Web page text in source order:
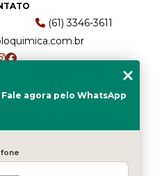
(61) 3346-3611
B, Sl 49 - Asa Sul
70361-520
Fale agora pelo WhatsApp